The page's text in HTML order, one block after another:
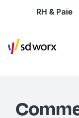
RH & Paie